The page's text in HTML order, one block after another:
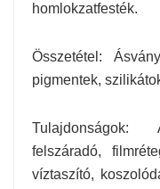
homlokzatfesték.
Összetétel:
pigmentek,
Tulajdonságok:
felszáradó,
víztaszító,